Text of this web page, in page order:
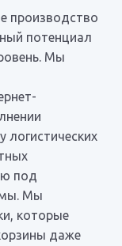
производство
потенциал
Мы
логистических
под
Мы
которые
даже